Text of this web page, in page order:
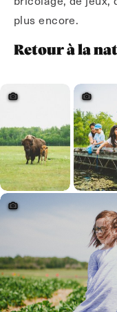
plus encore.
Retour à la